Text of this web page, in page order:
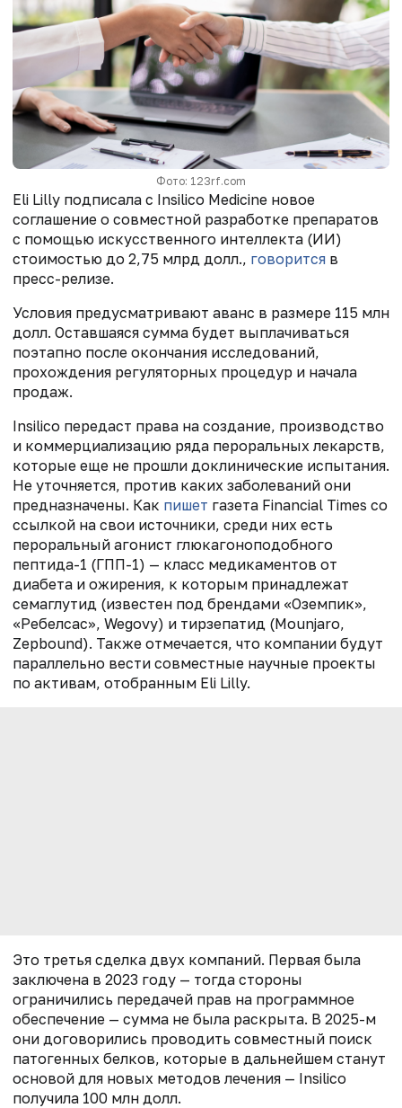
Фото: 123rf.com
Eli Lilly подписала с Insilico Medicine новое
соглашение о совместной разработке препаратов
с помощью искусственного интеллекта (ИИ)
стоимостью до 2,75 млрд долл., говорится в
пресс-релизе.
Условия предусматривают аванс в размере 115 млн
долл. Оставшаяся сумма будет выплачиваться
поэтапно после окончания исследований,
прохождения регуляторных процедур и начала
продаж.
Insilico передаст права на создание, производство
и коммерциализацию ряда пероральных лекарств,
которые еще не прошли доклинические испытания.
Не уточняется, против каких заболеваний они
предназначены. Как пишет газета Financial Times со
ссылкой на свои источники, среди них есть
пероральный агонист глюкагоноподобного
пептида-1 (ГПП-1) — класс медикаментов от
диабета и ожирения, к которым принадлежат
семаглутид (известен под брендами «Оземпик»,
«Ребелсас», Wegovy) и тирзепатид (Mounjaro,
Zepbound). Также отмечается, что компании будут
параллельно вести совместные научные проекты
по активам, отобранным Eli Lilly.
Это третья сделка двух компаний. Первая была
заключена в 2023 году — тогда стороны
ограничились передачей прав на программное
обеспечение — сумма не была раскрыта. В 2025-м
они договорились проводить совместный поиск
патогенных белков, которые в дальнейшем станут
основой для новых методов лечения — Insilico
получила 100 млн долл.